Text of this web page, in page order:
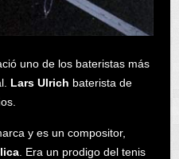
uno de los bateristas más
Lars Ulrich baterista de
y es un compositor,
. Era un prodigo del tenis